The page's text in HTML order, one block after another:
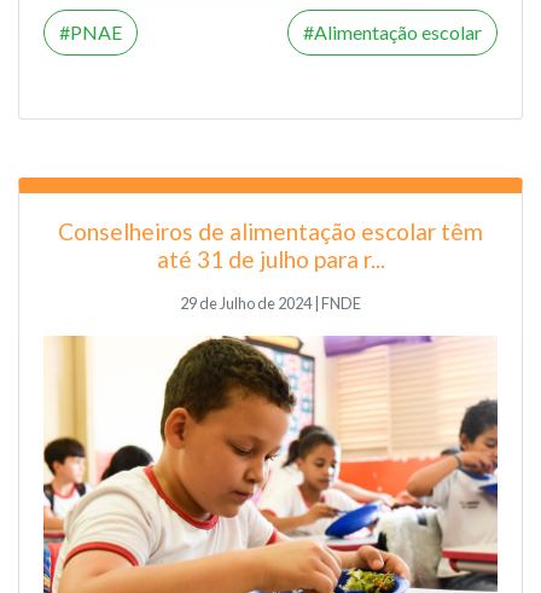
PNAE Alimentação escolar
Conselheiros de alimentação escolar têm
até 31 de julho para r...
29 de Julho de 2024 | FNDE